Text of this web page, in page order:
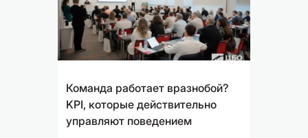
Команда работает вразнобой?
KPI, которые действительно
управляют поведением